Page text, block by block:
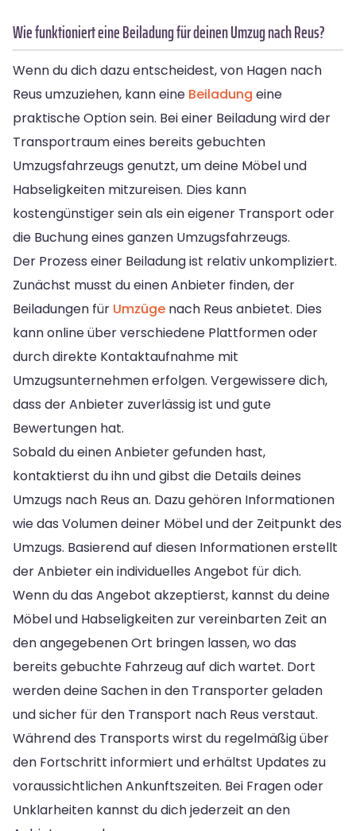
Wie funktioniert eine Beiladung für deinen Umzug nach Reus?
Wenn du dich dazu entscheidest, von Hagen nach
Reus umzuziehen, kann eine Beiladung eine
praktische Option sein. Bei einer Beiladung wird der
Transportraum eines bereits gebuchten
Umzugsfahrzeugs genutzt, um deine Möbel und
Habseligkeiten mitzureisen. Dies kann
kostengünstiger sein als ein eigener Transport oder
die Buchung eines ganzen Umzugsfahrzeugs.
Der Prozess einer Beiladung ist relativ unkompliziert.
Zunächst musst du einen Anbieter finden, der
Beiladungen für Umzüge nach Reus anbietet. Dies
kann online über verschiedene Plattformen oder
durch direkte Kontaktaufnahme mit
Umzugsunternehmen erfolgen. Vergewissere dich,
dass der Anbieter zuverlässig ist und gute
Bewertungen hat.
Sobald du einen Anbieter gefunden hast,
kontaktierst du ihn und gibst die Details deines
Umzugs nach Reus an. Dazu gehören Informationen
wie das Volumen deiner Möbel und der Zeitpunkt des
Umzugs. Basierend auf diesen Informationen erstellt
der Anbieter ein individuelles Angebot für dich.
Wenn du das Angebot akzeptierst, kannst du deine
Möbel und Habseligkeiten zur vereinbarten Zeit an
den angegebenen Ort bringen lassen, wo das
bereits gebuchte Fahrzeug auf dich wartet. Dort
werden deine Sachen in den Transporter geladen
und sicher für den Transport nach Reus verstaut.
Während des Transports wirst du regelmäßig über
den Fortschritt informiert und erhältst Updates zu
voraussichtlichen Ankunftszeiten. Bei Fragen oder
Unklarheiten kannst du dich jederzeit an den